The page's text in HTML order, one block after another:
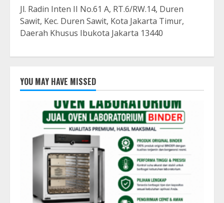
Jl. Radin Inten II No.61 A, RT.6/RW.14, Duren
Sawit, Kec. Duren Sawit, Kota Jakarta Timur,
Daerah Khusus Ibukota Jakarta 13440
YOU MAY HAVE MISSED